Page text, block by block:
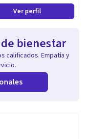
Ver perfil
bienestar
calificados. Empatía y